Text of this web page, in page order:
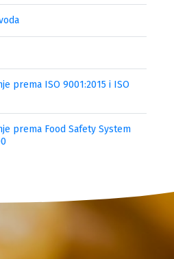
prema ISO 9001:2015 i ISO
prema Food Safety System